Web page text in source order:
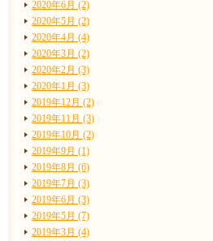
2020年6月 (2)
2020年5月 (2)
2020年4月 (4)
2020年3月 (2)
2020年2月 (3)
2020年1月 (3)
2019年12月 (2)
2019年11月 (3)
2019年10月 (2)
2019年9月 (1)
2019年8月 (6)
2019年7月 (3)
2019年6月 (3)
2019年5月 (7)
2019年3月 (4)